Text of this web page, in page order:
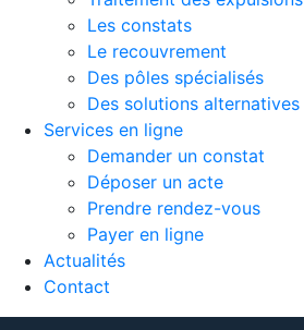
Les constats
Le recouvrement
Des pôles spécialisés
Des solutions alternatives
Services en ligne
Demander un constat
Déposer un acte
Prendre rendez-vous
Payer en ligne
Actualités
Contact